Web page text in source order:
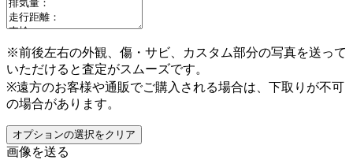
※前後左右の外観、傷・サビ、カスタム部分の写真を送って
いただけると査定がスムーズです。
※遠方のお客様や通販でご購入される場合は、下取りが不可
の場合があります。
オプションの選択をクリア
画像を送る